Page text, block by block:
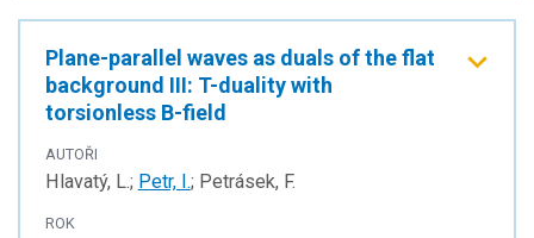
Plane-parallel waves as duals of the flat
background III: T-duality with
torsionless B-field
AUTOŘI
Hlavatý, L.; Petr, I.; Petrásek, F.
ROK